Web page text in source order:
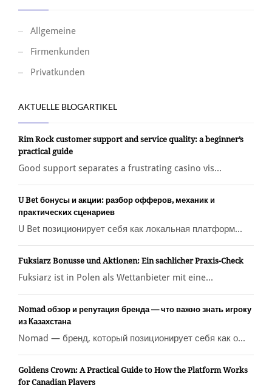
Allgemeine
Firmenkunden
Privatkunden
AKTUELLE BLOGARTIKEL
Rim Rock customer support and service quality: a beginner’s
practical guide
Good support separates a frustrating casino vis...
U Bet бонусы и акции: разбор офферов, механик и
практических сценариев
U Bet позиционирует себя как локальная платформ...
Fuksiarz Bonusse und Aktionen: Ein sachlicher Praxis-Check
Fuksiarz ist in Polen als Wettanbieter mit eine...
Nomad обзор и репутация бренда — что важно знать игроку
из Казахстана
Nomad — бренд, который позиционирует себя как о...
Goldens Crown: A Practical Guide to How the Platform Works
for Canadian Players